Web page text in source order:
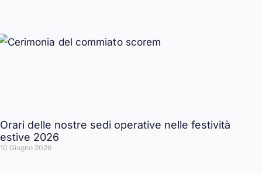
Orari delle nostre sedi operative nelle festività
estive 2026
10 Giugno 2026